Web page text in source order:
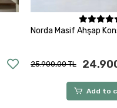
Add to
Norda Masif Ahşap
25.900,00 TL
Add to